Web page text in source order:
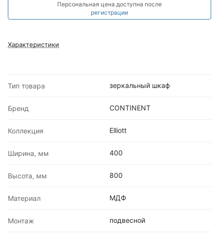
Персональная цена доступна после
регистрации
Характеристики
Тип товара зеркальный шкаф
Бренд CONTINENT
Коллекция Elliott
Ширина, мм 400
Высота, мм 800
Материал МДФ
Монтаж подвесной